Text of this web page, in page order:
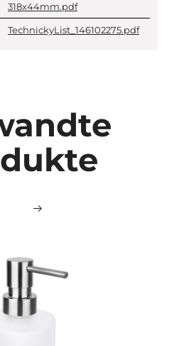
318x44mm.pdf
TechnickyList_146102275.pdf